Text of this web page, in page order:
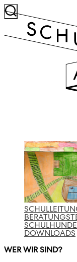
SCHULHUNDE
DOWNLOADS
WER WIR SIND?